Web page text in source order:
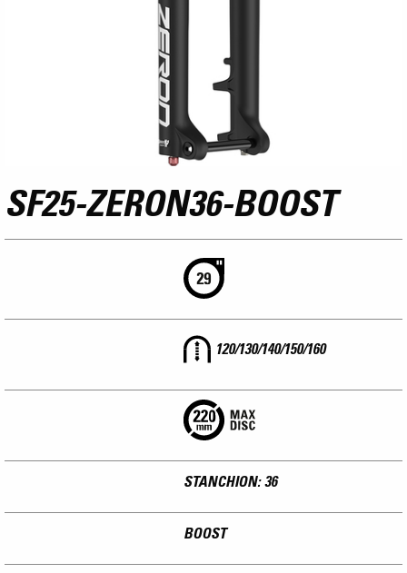
SF25-ZERON36-BOOST
120/130/140/150/160
STANCHION: 36
BOOST